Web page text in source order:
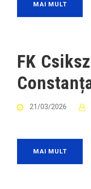
MAI MULT
FK
21/03/2026
MAI MULT